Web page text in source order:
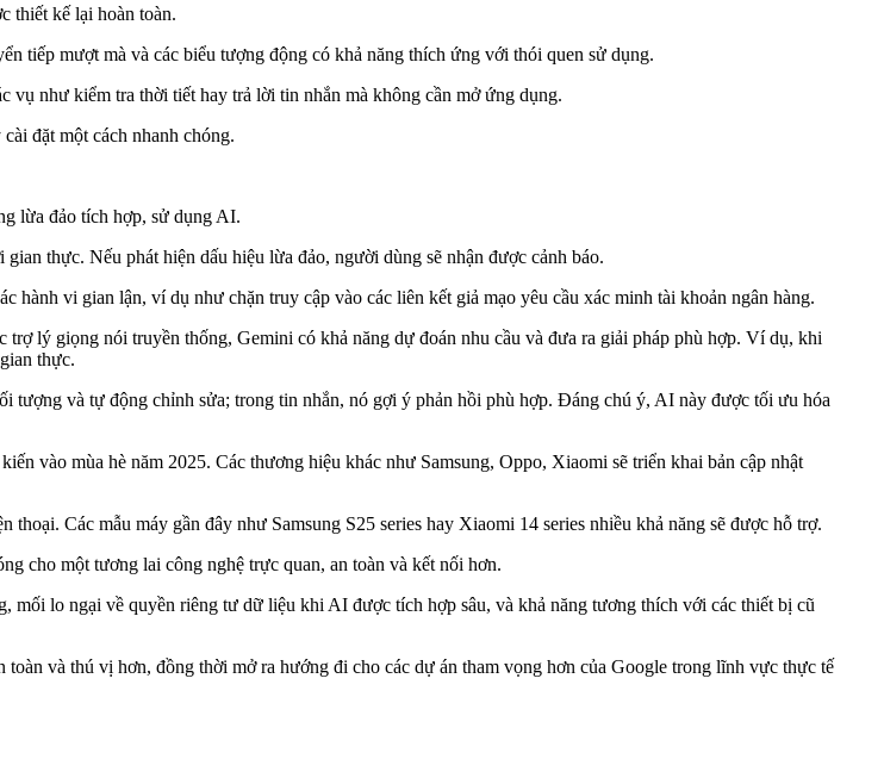
thiết kế lại hoàn toàn.
tiếp mượt mà và các biểu tượng động có khả năng thích ứng với thói quen sử dụng.
vụ như kiểm tra thời tiết hay trả lời tin nhắn mà không cần mở ứng dụng.
đặt một cách nhanh chóng.
lừa đảo tích hợp, sử dụng AI.
thực. Nếu phát hiện dấu hiệu lừa đảo, người dùng sẽ nhận được cảnh báo.
hành vi gian lận, ví dụ như chặn truy cập vào các liên kết giả mạo yêu cầu xác minh tài khoản ngân hàng.
lý giọng nói truyền thống, Gemini có khả năng dự đoán nhu cầu và đưa ra giải pháp phù hợp. Ví dụ, khi
thực.
tượng và tự động chỉnh sửa; trong tin nhắn, nó gợi ý phản hồi phù hợp. Đáng chú ý, AI này được tối ưu hóa
vào mùa hè năm 2025. Các thương hiệu khác như Samsung, Oppo, Xiaomi sẽ triển khai bản cập nhật
Các mẫu máy gần đây như Samsung S25 series hay Xiaomi 14 series nhiều khả năng sẽ được hỗ trợ.
cho một tương lai công nghệ trực quan, an toàn và kết nối hơn.
mối lo ngại về quyền riêng tư dữ liệu khi AI được tích hợp sâu, và khả năng tương thích với các thiết bị cũ
và thú vị hơn, đồng thời mở ra hướng đi cho các dự án tham vọng hơn của Google trong lĩnh vực thực tế